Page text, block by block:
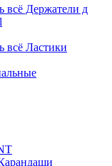
всё Держатели д
всё Ластики